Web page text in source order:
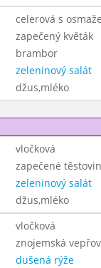
celerová s
zapečený květák
brambor
zeleninový salát
džus,mléko
vločková
zapečené
zeleninový salát
džus,mléko
vločková
znojemská
dušená rýže